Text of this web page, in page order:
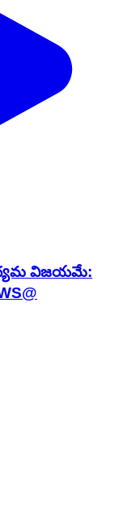
విజయమే: